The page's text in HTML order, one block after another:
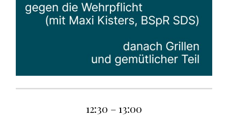
12:30 – 13:00